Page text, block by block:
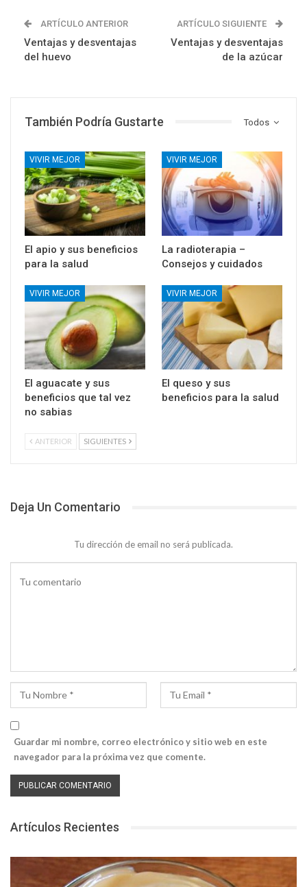
ARTÍCULO ANTERIOR
Ventajas y desventajas
del huevo
ARTÍCULO SIGUIENTE
Ventajas y desventajas
de la azúcar
Todos
También Podría Gustarte
VIVIR MEJOR
El apio y sus beneficios
para la salud
VIVIR MEJOR
La radioterapia –
Consejos y cuidados
VIVIR MEJOR
El aguacate y sus
beneficios que tal vez
no sabias
VIVIR MEJOR
El queso y sus
beneficios para la salud
ANTERIOR SIGUIENTES
Deja Un Comentario
Tu dirección de email no será publicada.
Guardar mi nombre, correo electrónico y sitio web en este
navegador para la próxima vez que comente.
Artículos Recientes